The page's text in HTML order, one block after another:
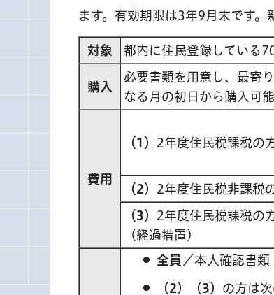
ます。有効期限は3年9月末です。
対象 都内に住民登録している
購入
必要書類を用意し、最寄
なる月の初日から購入可能
費用
（1） 2年度住民税課税の
（2） 2年度住民税非課税
（3） 2年度住民税課税の
（経過措置）
全員 ／本人確認書類
（2）（3） の方は